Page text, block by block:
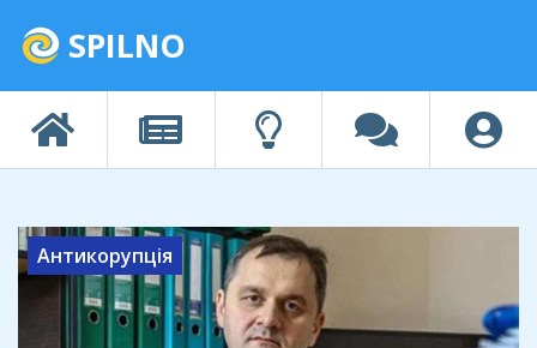
SPILNO
Антикорупція